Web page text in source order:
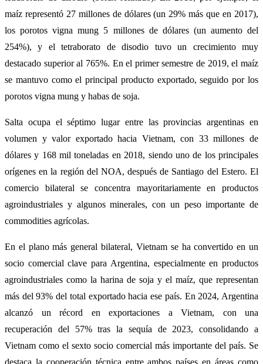
maíz representó 27 millones de dólares (un 29% más que en 2017),
los porotos vigna mung 5 millones de dólares (un aumento del
254%), y el tetraborato de disodio tuvo un crecimiento muy
destacado superior al 765%. En el primer semestre de 2019, el maíz
se mantuvo como el principal producto exportado, seguido por los
porotos vigna mung y habas de soja.
Salta ocupa el séptimo lugar entre las provincias argentinas en
volumen y valor exportado hacia Vietnam, con 33 millones de
dólares y 168 mil toneladas en 2018, siendo uno de los principales
orígenes en la región del NOA, después de Santiago del Estero. El
comercio bilateral se concentra mayoritariamente en productos
agroindustriales y algunos minerales, con un peso importante de
commodities agrícolas.
En el plano más general bilateral, Vietnam se ha convertido en un
socio comercial clave para Argentina, especialmente en productos
agroindustriales como la harina de soja y el maíz, que representan
más del 93% del total exportado hacia ese país. En 2024, Argentina
alcanzó un récord en exportaciones a Vietnam, con una
recuperación del 57% tras la sequía de 2023, consolidando a
Vietnam como el sexto socio comercial más importante del país. Se
destaca la cooperación técnica entre ambos países en áreas como